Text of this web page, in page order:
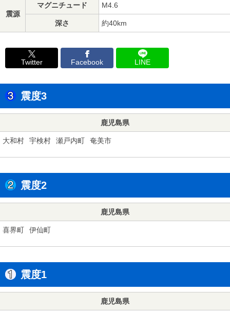
震源
マグニチュード M4.6
深さ 約40km
Twitter Facebook LINE
震度3
鹿児島県
大和村 宇検村 瀬戸内町 奄美市
震度2
鹿児島県
喜界町 伊仙町
震度1
鹿児島県